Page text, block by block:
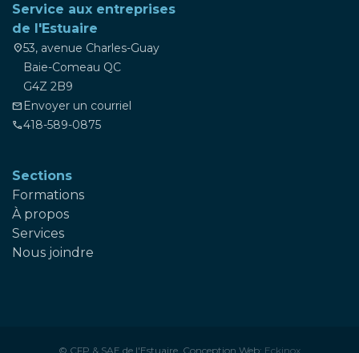
Service aux entreprises
de l'Estuaire
location_on53, avenue Charles-Guay
Baie-Comeau QC
G4Z 2B9
mail Envoyer un courriel
phone418-589-0875
Sections
Formations
À propos
Services
Nous joindre
© CFP & SAE de l'Estuaire. Conception Web: Eckinox